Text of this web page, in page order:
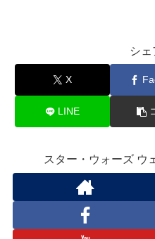
シェ
X
LINE
スター・ウォーズ ウ